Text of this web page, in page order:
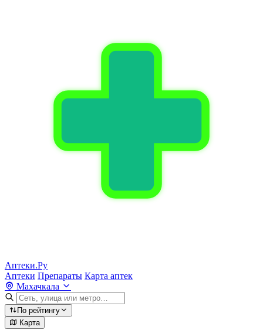
Аптеки.Ру
Аптеки Препараты Карта аптек
Махачкала
По рейтингу
Карта